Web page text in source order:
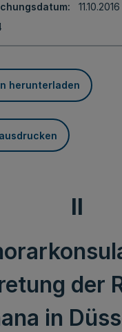
11.10.2016
herunterladen
II
der
in